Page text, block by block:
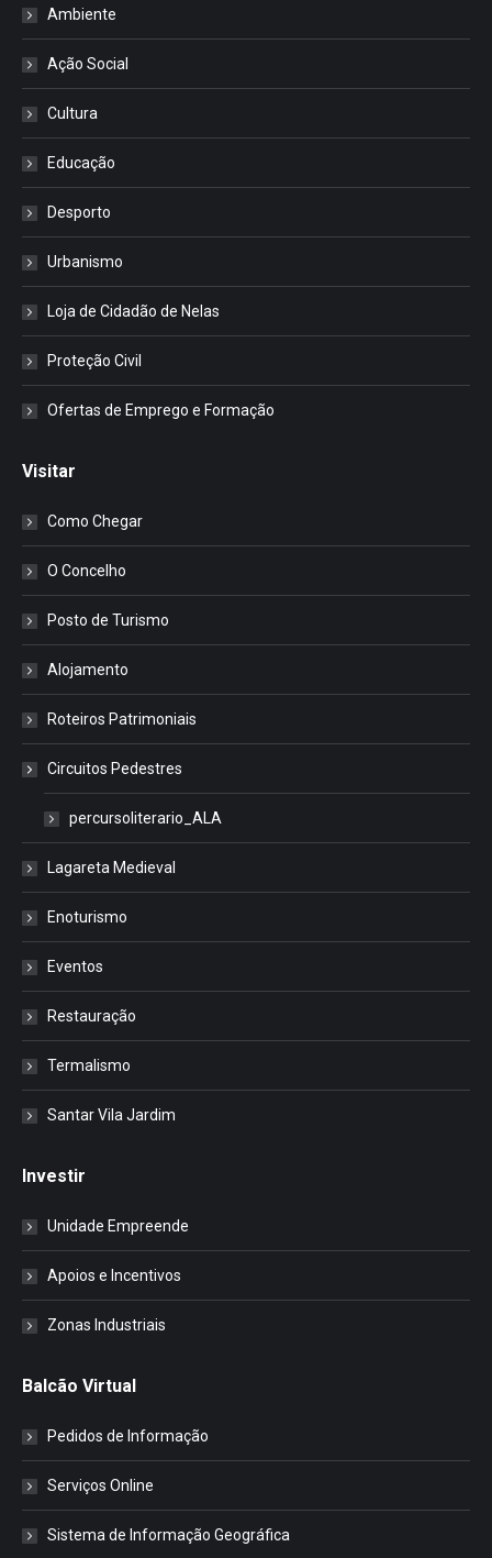
Ambiente
Ação Social
Cultura
Educação
Desporto
Urbanismo
Loja de Cidadão de Nelas
Proteção Civil
Ofertas de Emprego e Formação
Visitar
Como Chegar
O Concelho
Posto de Turismo
Alojamento
Roteiros Patrimoniais
Circuitos Pedestres
percursoliterario_ALA
Lagareta Medieval
Enoturismo
Eventos
Restauração
Termalismo
Santar Vila Jardim
Investir
Unidade Empreende
Apoios e Incentivos
Zonas Industriais
Balcão Virtual
Pedidos de Informação
Serviços Online
Sistema de Informação Geográfica